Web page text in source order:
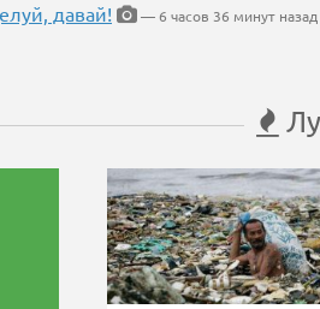
давай! — 6 часов 36 минут назад